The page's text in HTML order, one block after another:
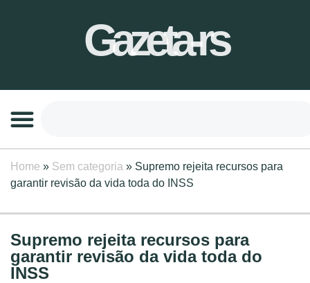
Gazeta-rs
Home » Sem categoria » Supremo rejeita recursos para
garantir revisão da vida toda do INSS
Supremo rejeita recursos para
garantir revisão da vida toda do
INSS